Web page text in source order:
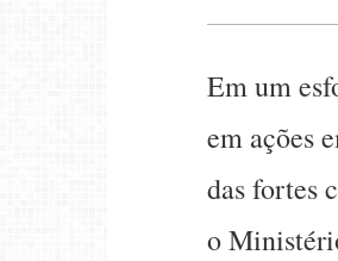
Em um
em ações
das fortes
o